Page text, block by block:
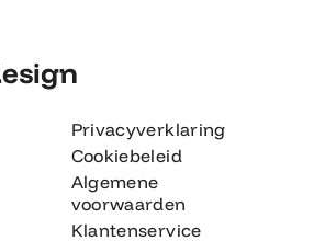
Privacyverklaring
Cookiebeleid
Algemene
voorwaarden
Klantenservice